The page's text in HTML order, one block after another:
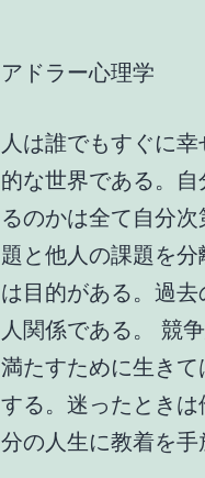
アドラー心理学
人は誰でもすぐに
的な世界である。
るのかは全て自分
題と他人の課題を
は目的がある。過
人関係である。 競
満たすために生き
する。迷ったとき
分の人生に教着を手